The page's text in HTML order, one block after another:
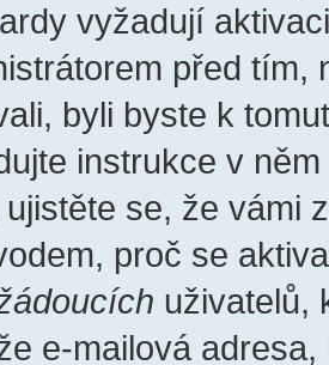
vyžadují
před tím,
byli byste k
instrukce v
se, že vámi
proč se
uživatelů,
e-mailová